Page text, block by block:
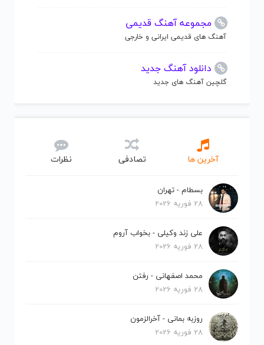
مجموعه آهنگ قدیمی
آهنگ های قدیمی ایرانی و خارجی
دانلود آهنگ جدید
گلچین آهنگ های جدید
آخرین ها تصادفی نظرات
بسطام - تهران
28 فوریه 2026
علی زند وکیلی - بخواب آروم
28 فوریه 2026
محمد اصفهانی - رفتن
28 فوریه 2026
روزبه بمانی - آخرالزمون
28 فوریه 2026